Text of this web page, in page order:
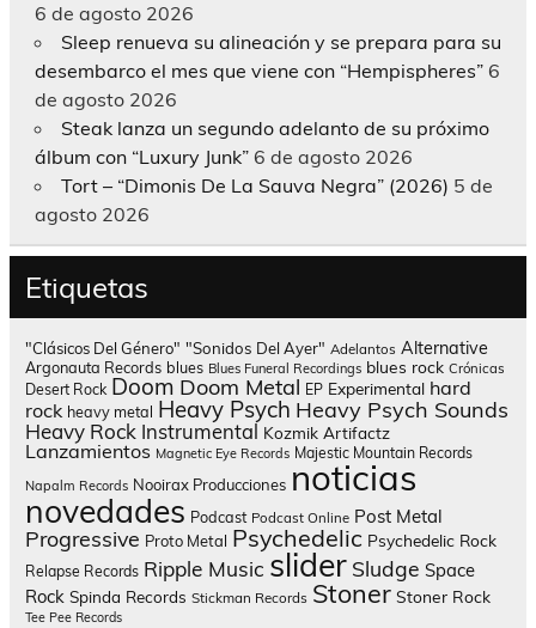
6 de agosto 2026
Sleep renueva su alineación y se prepara para su
desembarco el mes que viene con “Hempispheres” 6
de agosto 2026
Steak lanza un segundo adelanto de su próximo
álbum con “Luxury Junk” 6 de agosto 2026
Tort – “Dimonis De La Sauva Negra” (2026) 5 de
agosto 2026
Etiquetas
"Clásicos Del Género" "Sonidos Del Ayer" Adelantos Alternative
Argonauta Records blues Blues Funeral Recordings blues rock Crónicas
Desert Rock Doom Doom Metal EP Experimental hard
rock heavy metal Heavy Psych Heavy Psych Sounds
Heavy Rock Instrumental Kozmik Artifactz
Lanzamientos Magnetic Eye Records Majestic Mountain Records
Napalm Records Nooirax Producciones noticias
novedades Podcast Podcast Online Post Metal
Progressive Proto Metal Psychedelic Psychedelic Rock
Relapse Records Ripple Music slider Sludge Space
Rock Spinda Records Stickman Records Stoner Stoner Rock
Tee Pee Records